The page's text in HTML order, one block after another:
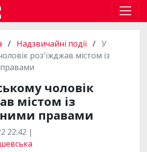
/ Надзвичайні події / У
роз'їжджав містом із
чоловік
містом із
правами
22:42 |